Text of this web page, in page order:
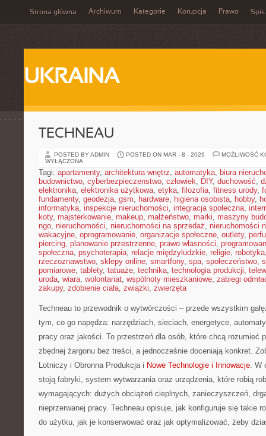
Strona główna Archiwum Kategorie Korupcja Prawo Spis
UKRAINA
TECHNEAU
POSTED BY ADMIN POSTED ON MAR - 8 - 2026
MOŻLIWOŚĆ
WYŁĄCZONA
Tagi: apartamenty, architektura wnętrz, automatyka, biura
budownictwo, cyberbezpieczenstwo, człowiek, DIY, duchowość,
elektronika, elektronika użytkowa, etyka, filozofia, fitness urody,
fundamenty, geodezja, gsm, hardware, higiena osobista, hobby,
informatyka, inspekcje nieruchomości, integracja społeczna,
koty, majsterkowanie, makeup, małżeństwo, marki, maszyny
ngo, nieruchomości, nieruchomości na sprzedaż, nieruchomości
wakacyjne, oprogramowanie, organizacje społeczne, outlety,
piercing, planowanie przestrzenne, prawo własności,
społeczna, psychoterapia, relacje międzyludzkie, religie, robotyka
rzeczoznawstwo, sklepy online, smartfony, spa, społeczeństwo,
pomiarowe, tablety, tatuaże, technika, technologia produkcji,
uroda, wiara, wolontariat, wspólnoty mieszkaniowe, zabiegi
zakupy, zdobienie ciała, związki, zwierzęta
Techneau to przewodnik o wytwórczości – przede wszystkim
tym, co go napędza: narzędziach, sieciach, energetyce,
pracy oraz jakości. To przestrzeń dla osób, które chcą rozumieć
zbędnej żargonu bez treści, a jednocześnie doceniają konkret.
Lotniczy i Obronna Produkcja i Nowe Technologie i Innowacje. W
stoją fabryki, system wytwarzania oraz urządzenia, które robią
wymagających: dużych obciążeń cieplnych, zanieczyszczeń,
nieprzerwanej pracy. Techneau opisuje, jak konfiguruje się takie
do użytku, jak je konserwować oraz jak optymalizować, żeby